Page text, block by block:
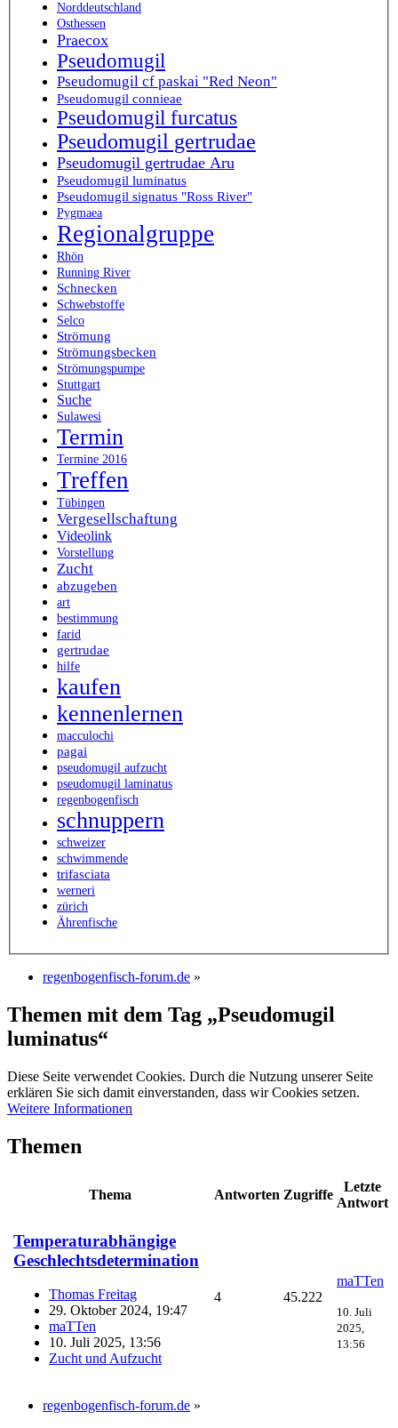
Norddeutschland
Osthessen
Praecox
Pseudomugil
Pseudomugil cf paskai "Red Neon"
Pseudomugil connieae
Pseudomugil furcatus
Pseudomugil gertrudae
Pseudomugil gertrudae Aru
Pseudomugil luminatus
Pseudomugil signatus "Ross River"
Pygmaea
Regionalgruppe
Rhön
Running River
Schnecken
Schwebstoffe
Selco
Strömung
Strömungsbecken
Strömungspumpe
Stuttgart
Suche
Sulawesi
Termin
Termine 2016
Treffen
Tübingen
Vergesellschaftung
Videolink
Vorstellung
Zucht
abzugeben
art
bestimmung
farid
gertrudae
hilfe
kaufen
kennenlernen
macculochi
pagai
pseudomugil aufzucht
pseudomugil laminatus
regenbogenfisch
schnuppern
schweizer
schwimmende
trifasciata
werneri
zürich
Ährenfische
regenbogenfisch-forum.de »
Themen mit dem Tag „Pseudomugil
luminatus“
Diese Seite verwendet Cookies. Durch die Nutzung unserer Seite
erklären Sie sich damit einverstanden, dass wir Cookies setzen.
Weitere Informationen
Themen
Thema Antworten Zugriffe
Letzte
Antwort
Temperaturabhängige
Geschlechtsdetermination
Thomas Freitag
29. Oktober 2024, 19:47
maTTen
10. Juli 2025, 13:56
Zucht und Aufzucht
4 45.222
maTTen
10. Juli
2025,
13:56
regenbogenfisch-forum.de »